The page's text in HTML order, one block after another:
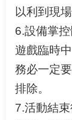
以利到現
6.設備掌
遊戲臨時
務必一定
排除。
7.活動結